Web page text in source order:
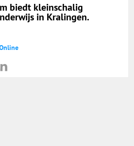
biedt kleinschalig
in Kralingen.